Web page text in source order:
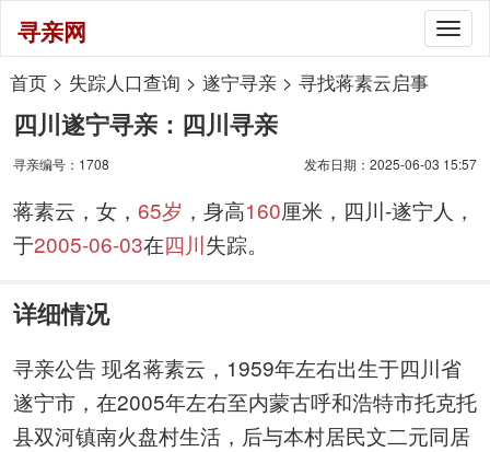
寻亲网
首页> 失踪人口查询 > 遂宁寻亲> 寻找蒋素云启事
四川遂宁寻亲：四川寻亲
寻亲编号：1708 发布日期：2025-06-03 15:57
蒋素云，女， 65岁 ，身高160厘米，四川-遂宁人，
于2005-06-03在四川失踪。
详细情况
寻亲公告 现名蒋素云，1959年左右出生于四川省
遂宁市，在2005年左右至内蒙古呼和浩特市托克托
县双河镇南火盘村生活，后与本村居民文二元同居